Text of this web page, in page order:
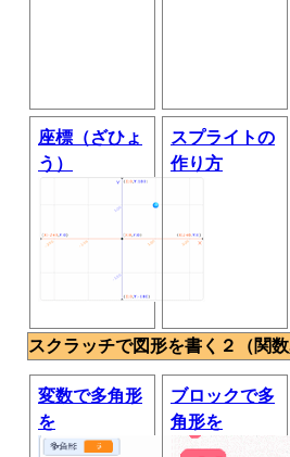
座標（ざひょ
う）
スプライトの
作り方
スクラッチで図形を書く２（関数,
変数で多角形
を
ブロックで多
角形を